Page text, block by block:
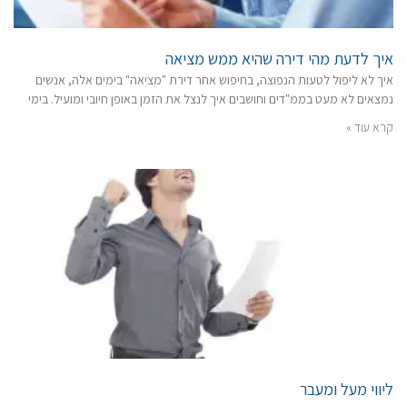
איך לדעת מהי דירה שהיא ממש מציאה
איך לא ליפול לטעות הנפוצה, בחיפוש אחר דירת "מציאה" בימים אלה, אנשים
נמצאים לא מעט בממ"דים וחושבים איך לנצל את הזמן באופן חיובי ומועיל. בימי
קרא עוד »
ליווי מעל ומעבר